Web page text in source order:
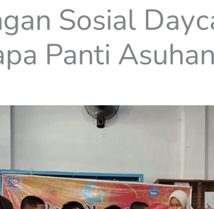
Sosial
Panti